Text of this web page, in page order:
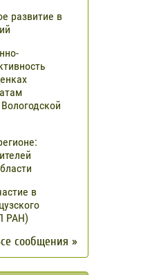
развитие в
в
РАН)
сообщения »